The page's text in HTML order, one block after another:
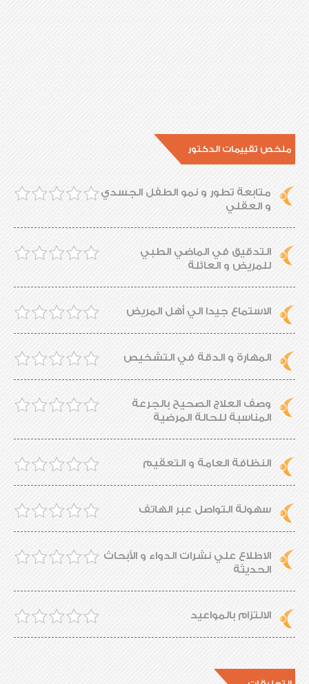
ملخص تقييمات الدكتور
متابعة تطور و نمو الطفل الجسدي
و العقلي
التدقيق في الماضي الطبي
للمريض و العائلة
الاستماع جيدا الي أهل المريض
المهارة و الدقة في التشخيص
وصف العلاج الصحيح بالجرعة
المناسبة للحالة المرضية
النظافة العامة و التعقيم
سهولة التواصل عبر الهاتف
الاطلاع علي نشرات الدواء و الأبحاث
الحديثة
الالتزام بالمواعيد